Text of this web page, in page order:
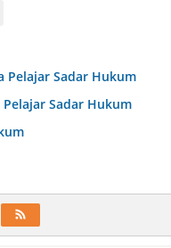
Pelajar Sadar Hukum
Sadar Hukum